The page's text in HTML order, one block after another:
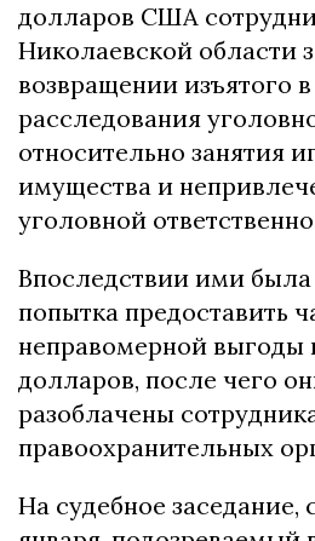
долларов США
Николаевской области
возвращении изъятого
расследования
относительно занятия
имущества и
уголовной
Впоследствии ими
попытка предоставить
неправомерной выгоды
долларов, после чего
разоблачены
правоохранительных
На судебное заседание,